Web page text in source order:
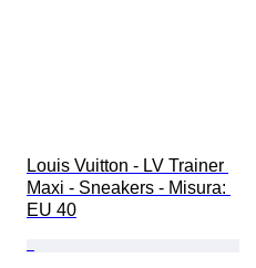
Louis Vuitton - LV Trainer
Maxi - Sneakers - Misura:
EU 40